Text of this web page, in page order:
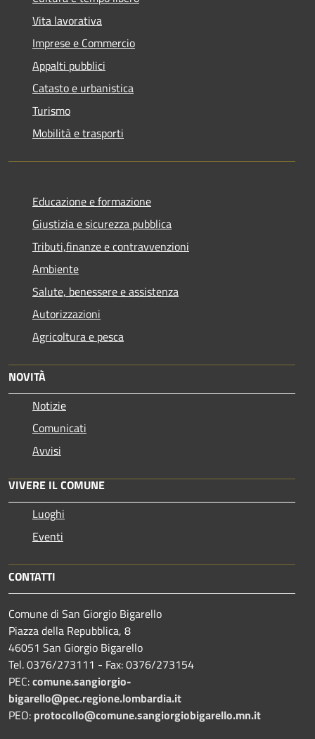
Vita lavorativa
Imprese e Commercio
Appalti pubblici
Catasto e urbanistica
Turismo
Mobilità e trasporti
Educazione e formazione
Giustizia e sicurezza pubblica
Tributi,finanze e contravvenzioni
Ambiente
Salute, benessere e assistenza
Autorizzazioni
Agricoltura e pesca
NOVITÀ
Notizie
Comunicati
Avvisi
VIVERE IL COMUNE
Luoghi
Eventi
CONTATTI
Comune di San Giorgio Bigarello
Piazza della Repubblica, 8
46051 San Giorgio Bigarello
Tel. 0376/273111 - Fax: 0376/273154
PEC:comune.sangiorgio-
bigarello@pec.regione.lombardia.it
PEO: protocollo@comune.sangiorgiobigarello.mn.it